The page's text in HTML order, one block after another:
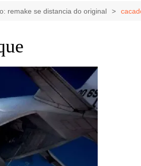
ReviewRadiola Torresmo
Tv
remake se distancia do original